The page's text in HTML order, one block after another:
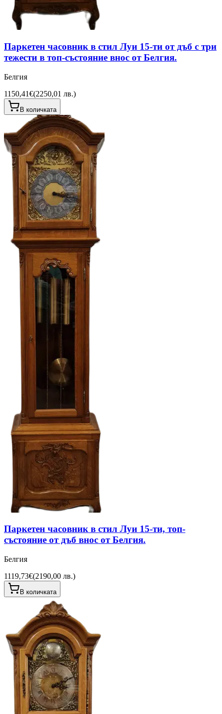
Паркетен часовник в стил Луи 15-ти от дъб с три
тежести в топ-състояние внос от Белгия.
Белгия
1150,41€(2250,01 лв.)
В количката
Паркетен часовник в стил Луи 15-ти, топ-
състояние от дъб внос от Белгия.
Белгия
1119,73€(2190,00 лв.)
В количката